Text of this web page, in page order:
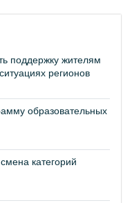
поддержку жителям
регионов
образовательных
категорий